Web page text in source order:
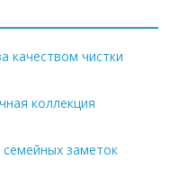
качеством чистки
коллекция
семейных заметок